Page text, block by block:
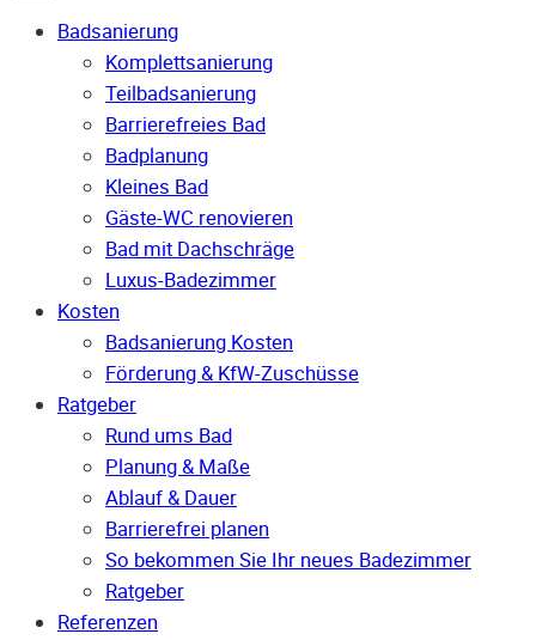
Badsanierung
Komplettsanierung
Teilbadsanierung
Barrierefreies Bad
Badplanung
Kleines Bad
Gäste-WC renovieren
Bad mit Dachschräge
Luxus-Badezimmer
Kosten
Badsanierung Kosten
Förderung & KfW-Zuschüsse
Ratgeber
Rund ums Bad
Planung & Maße
Ablauf & Dauer
Barrierefrei planen
So bekommen Sie Ihr neues Badezimmer
Ratgeber
Referenzen